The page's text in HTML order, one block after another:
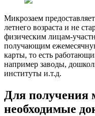
Микрозаем
летнего возраста и не
физическим лицам-
получающим
карты, то есть
например заводы,
институты и.т.д.
Для получения
необходимые